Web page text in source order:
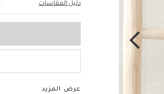
دليل المقاسات
Up To 1 Month
عرض المزيد